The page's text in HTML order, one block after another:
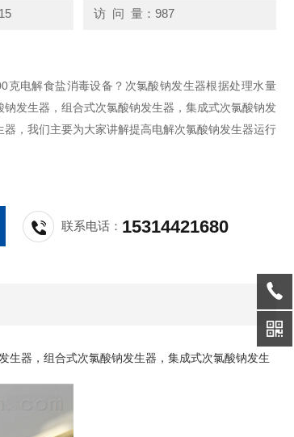
访 问 量：987
克电解食盐消毒设备？次氯酸钠发生器根据处理水量
钠发生器，组合式次氯酸钠发生器，集成式次氯酸钠发
，我们主要为大家讲解提高电解次氯酸钠发生器运行
联系电话： 15314421680
生器，组合式次氯酸钠发生器，集成式次氯酸钠发生